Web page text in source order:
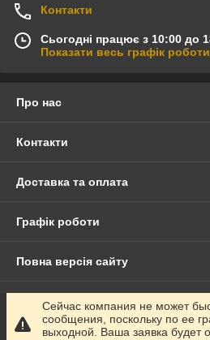
Контакти
Сьогодні працює з 10:00 до
Показати весь графік роботи
Про нас
Контакти
Доставка та оплата
Графік роботи
Повна версія сайту
Сайт створено на маркетплейсі
Сейчас компания не может
сообщения, поскольку по ее
выходной. Ваша заявка будет